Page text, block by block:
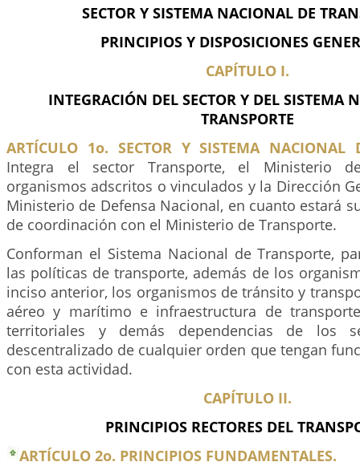
SECTOR Y SISTEMA NACIONAL DE
PRINCIPIOS Y DISPOSICIONES
CAPÍTULO I.
INTEGRACIÓN DEL SECTOR Y DEL SISTEMA
TRANSPORTE
ARTÍCULO 1o. SECTOR Y SISTEMA NACIONAL
Integra el sector Transporte, el Ministerio
organismos adscritos o vinculados y la Dirección
Ministerio de Defensa Nacional, en cuanto estará
de coordinación con el Ministerio de Transporte.
Conforman el Sistema Nacional de Transporte,
las políticas de transporte, además de los
inciso anterior, los organismos de tránsito y
aéreo y marítimo e infraestructura de
territoriales y demás dependencias de los
descentralizado de cualquier orden que tengan
con esta actividad.
CAPÍTULO II.
PRINCIPIOS RECTORES DEL
ARTÍCULO 2o. PRINCIPIOS FUNDAMENTALES.